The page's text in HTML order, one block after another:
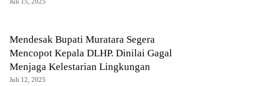
Mendesak Bupati Muratara Segera
Mencopot Kepala DLHP. Dinilai Gagal
Menjaga Kelestarian Lingkungan
Juli 12, 2025